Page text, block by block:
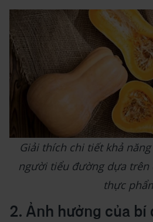
Giải thích chi tiết khả
người tiểu đường dựa trên
thực
2. Ảnh hưởng của bí